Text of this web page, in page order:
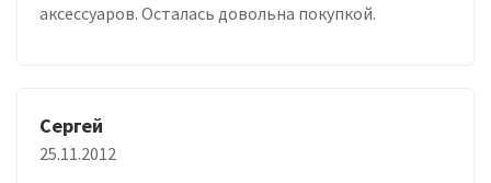
аксессуаров. Осталась довольна покупкой.
Сергей
25.11.2012